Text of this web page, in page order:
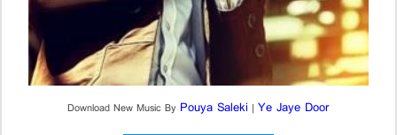
Download New Music By Pouya Saleki | Ye Jaye Door